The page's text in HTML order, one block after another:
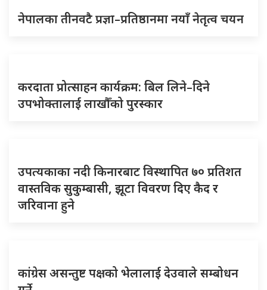
नेपालका तीनवटै प्रज्ञा–प्रतिष्ठानमा नयाँ नेतृत्व चयन
करदाता प्रोत्साहन कार्यक्रम: बिल लिने–दिने
उपभोक्तालाई लाखौँको पुरस्कार
उपत्यकाका नदी किनारबाट विस्थापित ७० प्रतिशत
वास्तविक सुकुम्बासी, झूटा विवरण दिए कैद र
जरिवाना हुने
कांग्रेस असन्तुष्ट पक्षको भेलालाई देउवाले सम्बोधन